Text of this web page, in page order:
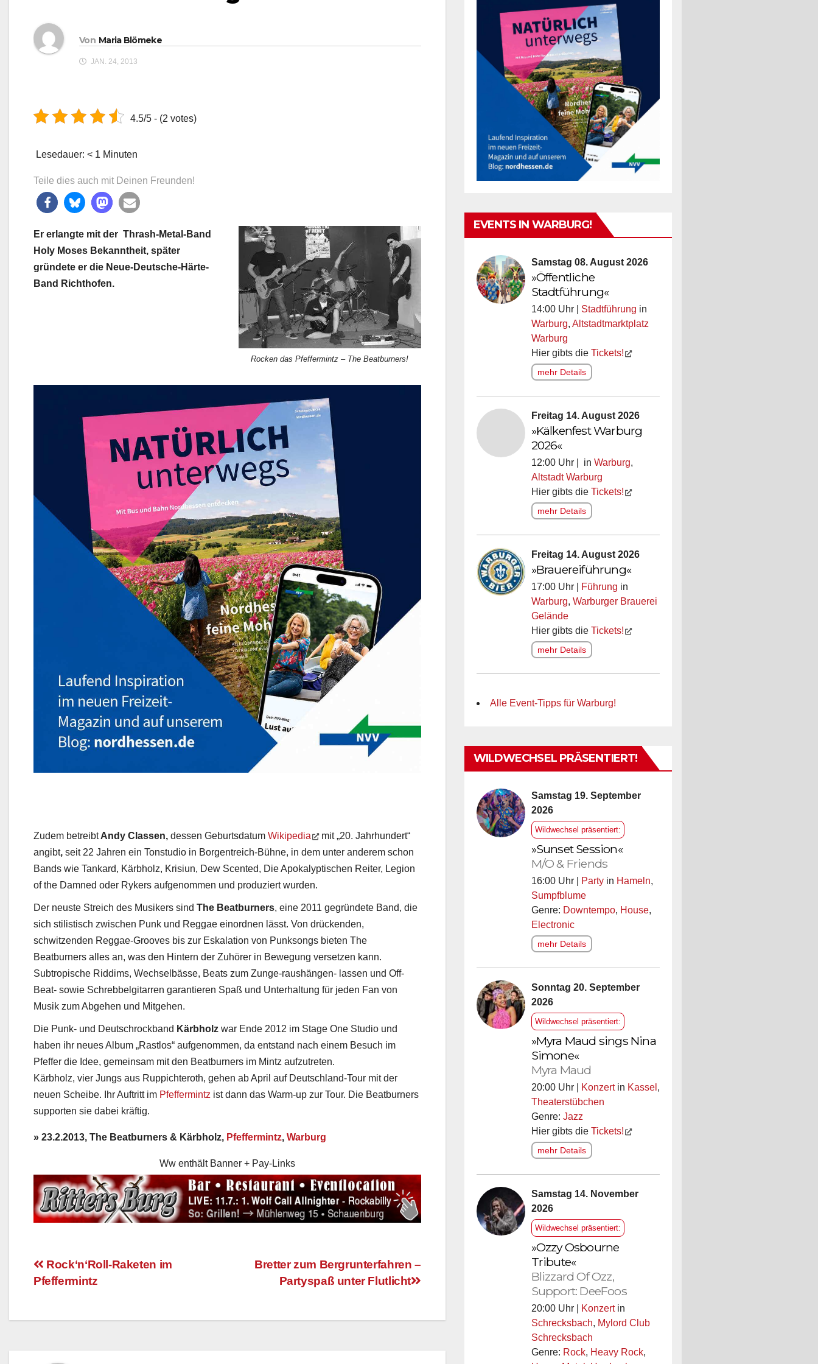
Von Maria Blömeke
JAN. 24, 2013
4.5/5 - (2 votes)
Lesedauer: < 1 Minuten
Teile dies auch mit Deinen Freunden!
Rocken das Pfeffermintz – The Beatburners!
Er erlangte mit der Thrash-Metal-Band
Holy Moses Bekanntheit, später
gründete er die Neue-Deutsche-Härte-
Band Richthofen.
Zudem betreibtAndy Classen, dessen Geburtsdatum Wikipedia
mit „20. Jahrhundert“
angibt, seit 22 Jahren ein Tonstudio in Borgentreich-Bühne, in dem unter anderem schon
Bands wie Tankard, Kärbholz, Krisiun, Dew Scented, Die Apokalyptischen Reiter, Legion
of the Damned oder Rykers aufgenommen und produziert wurden.
Der neuste Streich des Musikers sind The Beatburners, eine 2011 gegründete Band, die
sich stilistisch zwischen Punk und Reggae einordnen lässt. Von drückenden,
schwitzenden Reggae-Grooves bis zur Eskalation von Punksongs bieten The
Beatburners alles an, was den Hintern der Zuhörer in Bewegung versetzen kann.
Subtropische Riddims, Wechselbässe, Beats zum Zunge-raushängen- lassen und Off-
Beat- sowie Schrebbelgitarren garantieren Spaß und Unterhaltung für jeden Fan von
Musik zum Abgehen und Mitgehen.
Die Punk- und Deutschrockband Kärbholz war Ende 2012 im Stage One Studio und
haben ihr neues Album „Rastlos“ aufgenommen, da entstand nach einem Besuch im
Pfeffer die Idee, gemeinsam mit den Beatburners im Mintz aufzutreten.
Kärbholz, vier Jungs aus Ruppichteroth, gehen ab April auf Deutschland-Tour mit der
neuen Scheibe. Ihr Auftritt im Pfeffermintz ist dann das Warm-up zur Tour. Die Beatburners
supporten sie dabei kräftig.
» 23.2.2013, The Beatburners & Kärbholz, Pfeffermintz, Warburg
Ww enthält Banner + Pay-Links
Bretter zum Bergrunterfahren –
Partyspaß unter Flutlicht
Rock‘n‘Roll-Raketen im
Pfeffermintz
EVENTS IN WARBURG!
Samstag 08. August 2026
»Öffentliche
Stadtführung«
14:00 Uhr | Stadtführung in
Warburg, Altstadtmarktplatz
Warburg
Hier gibts die Tickets!
mehr Details
Freitag 14. August 2026
»Kälkenfest Warburg
2026«
12:00 Uhr | in Warburg,
Altstadt Warburg
Hier gibts die Tickets!
mehr Details
Freitag 14. August 2026
»Brauereiführung«
17:00 Uhr | Führung in
Warburg, Warburger Brauerei
Gelände
Hier gibts die Tickets!
mehr Details
Alle Event-Tipps für Warburg!
WILDWECHSEL PRÄSENTIERT!
Samstag 19. September
2026
Wildwechsel präsentiert:
»Sunset Session«
M/O & Friends
16:00 Uhr | Partyin Hameln,
Sumpfblume
Genre: Downtempo, House,
Electronic
mehr Details
Sonntag 20. September
2026
Wildwechsel präsentiert:
»Myra Maud sings Nina
Simone«
Myra Maud
20:00 Uhr | Konzertin Kassel ,
Theaterstübchen
Genre: Jazz
Hier gibts die Tickets!
mehr Details
Samstag 14. November
2026
Wildwechsel präsentiert:
»Ozzy Osbourne
Tribute«
Blizzard Of Ozz,
Support: DeeFoos
20:00 Uhr | Konzertin
Schrecksbach, Mylord Club
Schrecksbach
Genre: Rock, Heavy Rock,